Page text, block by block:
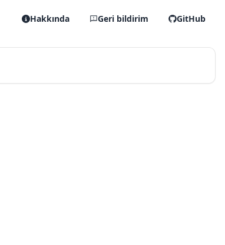
Hakkında Geri bildirim GitHub